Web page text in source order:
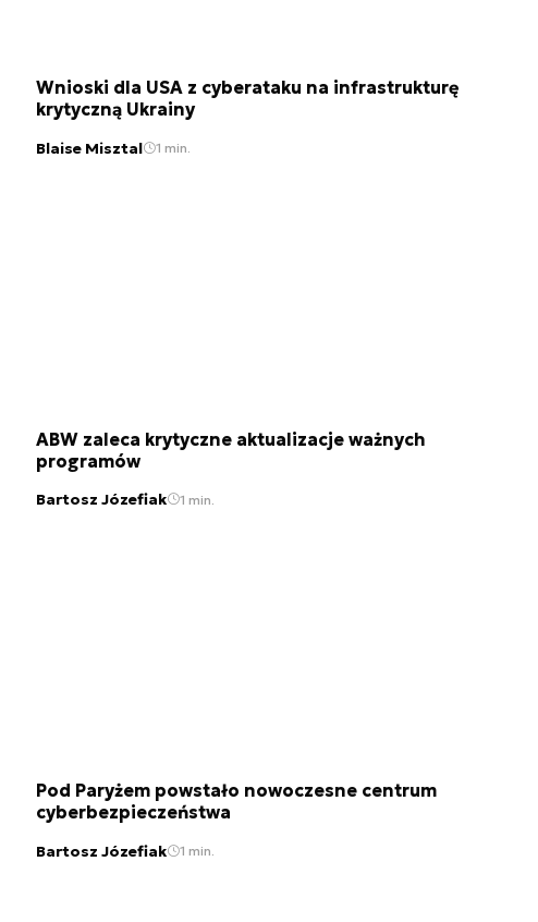
Wnioski dla USA z cyberataku na infrastrukturę
krytyczną Ukrainy
Blaise Misztal 1 min.
ABW zaleca krytyczne aktualizacje ważnych
programów
Bartosz Józefiak 1 min.
Pod Paryżem powstało nowoczesne centrum
cyberbezpieczeństwa
Bartosz Józefiak 1 min.